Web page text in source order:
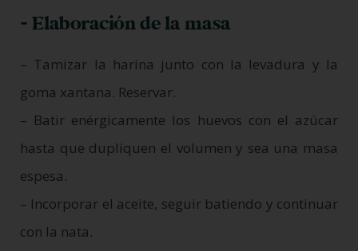
- Elaboración de la masa
– Tamizar la harina junto con la levadura y la
goma xantana. Reservar.
– Batir enérgicamente los huevos con el azúcar
hasta que dupliquen el volumen y sea una masa
espesa.
– Incorporar el aceite, seguir batiendo y continuar
con la nata.